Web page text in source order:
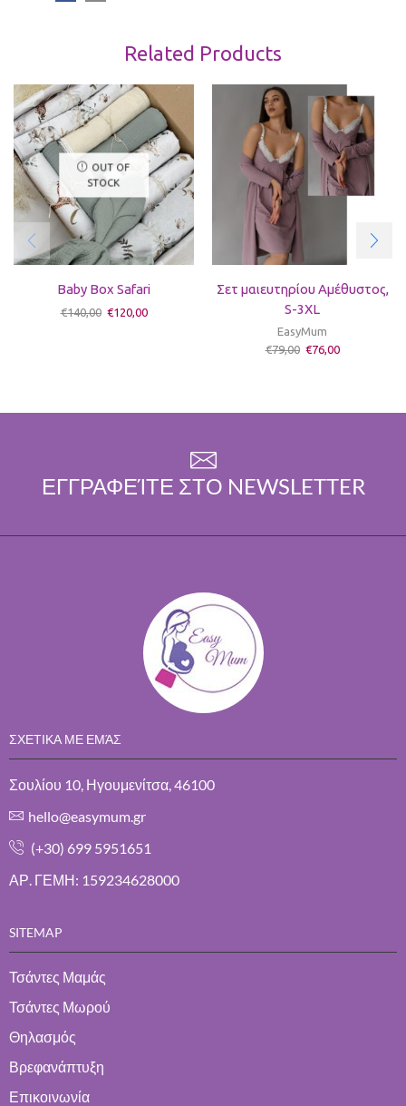
Related Products
OUT OF
STOCK
Baby Box Safari
€140,00 €120,00
Σετ μαιευτηρίου Αμέθυστος,
S-3XL
EasyMum
€79,00 €76,00
ΕΓΓΡΑΦΕΊΤΕ ΣΤΟ NEWSLETTER
ΣΧΕΤΙΚΑ ΜΕ ΕΜΆΣ
Σουλίου 10, Ηγουμενίτσα, 46100
hello@easymum.gr
(+30) 699 5951651
ΑΡ. ΓΕΜΗ: 159234628000
SITEMAP
Τσάντες Μαμάς
Τσάντες Μωρού
Θηλασμός
Βρεφανάπτυξη
Επικοινωνία